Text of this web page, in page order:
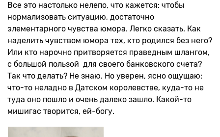
Все это настолько нелепо, что кажется: чтобы
нормализовать ситуацию, достаточно
элементарного чувства юмора. Легко сказать. Как
наделить чувством юмора тех, кто родился без него?
Или кто нарочно притворяется праведным шлангом,
с большой пользой для своего банковского счета?
Так что делать? Не знаю. Но уверен, ясно ощущаю:
что-то неладно в Датском королевстве, куда-то не
туда оно пошло и очень далеко зашло. Какой-то
мишигас творится, ей-богу.